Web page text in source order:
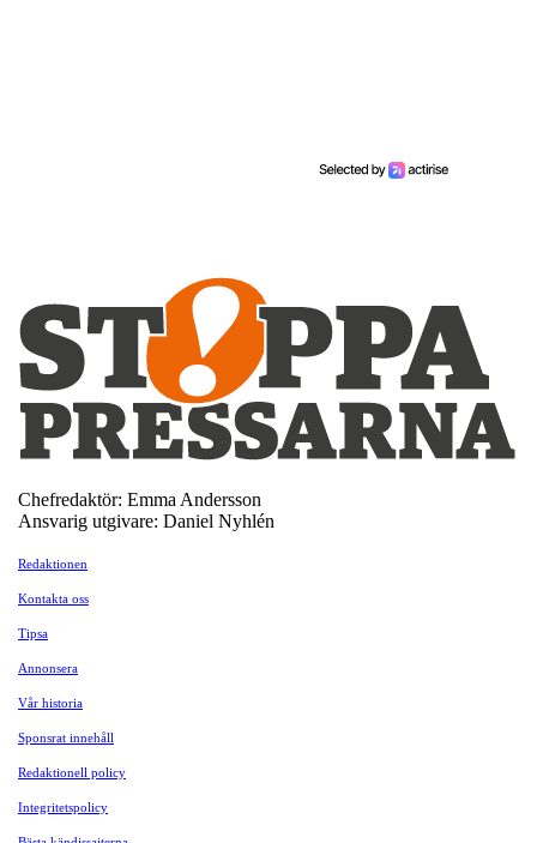
Chefredaktör: Emma Andersson
Ansvarig utgivare: Daniel Nyhlén
Redaktionen
Kontakta oss
Tipsa
Annonsera
Vår historia
Sponsrat innehåll
Redaktionell policy
Integritetspolicy